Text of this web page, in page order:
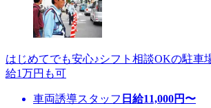
はじめてでも安心♪シフト相談OKの駐車
給1万円も可
車両誘導スタッフ 日給11,000円〜